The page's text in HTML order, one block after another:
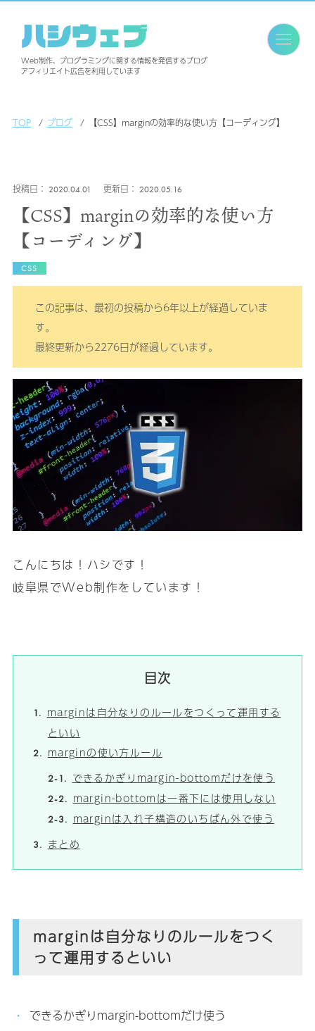
ハシウェブ
Web制作、プログラミングに関する情報を発信するブログ
アフィリエイト広告を利用しています
TOP ブログ 【CSS】marginの効率的な使い方【コーディング】
2020.04.01 2020.05.16
【CSS】marginの効率的な使い方
【コーディング】
CSS
この記事は、最初の投稿から6年以上が経過していま
す。
最終更新から2276日が経過しています。
目次
marginは自分なりのルールをつくって運用する
といい
marginの使い方ルール
できるかぎりmargin-bottomだけを使う
margin-bottomは一番下には使用しない
marginは入れ子構造のいちばん外で使う
まとめ
marginは自分なりのルールをつく
って運用するといい
できるかぎりmargin-bottomだけ使う